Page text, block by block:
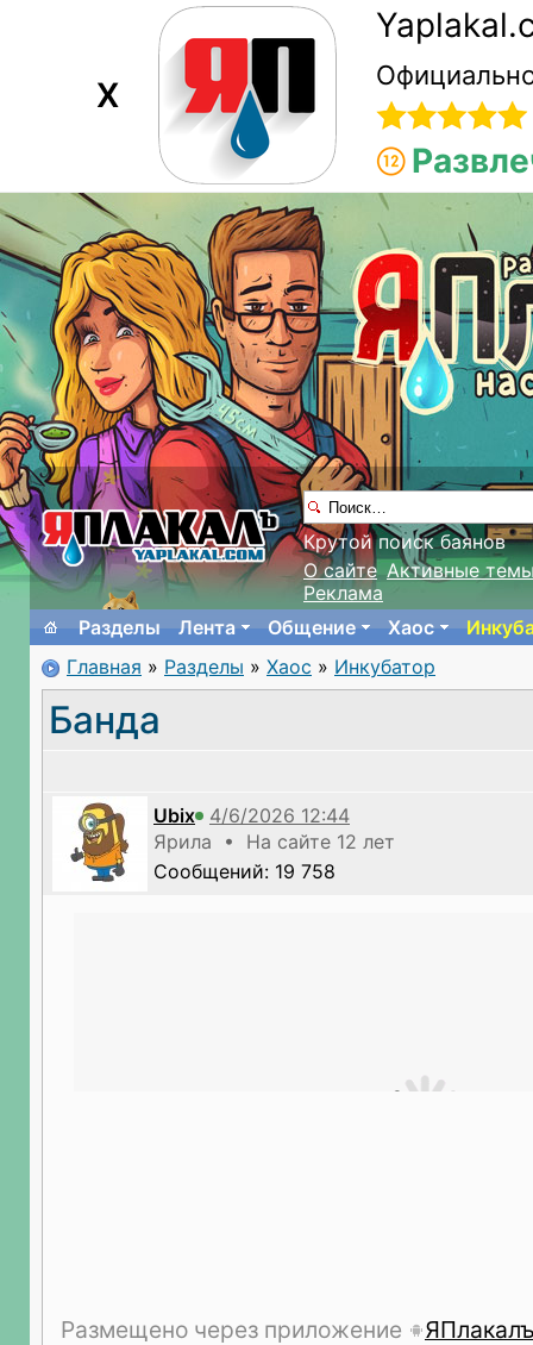
X
Крутой поиск баянов
О сайте Активные
Реклама
Разделы
Лента Общение Хаос
Главная » Разделы » Хаос » Инкубатор
Банда
Ubix
Ярила • На сайте 12 лет
Сообщений: 19 758
Размещено через приложение